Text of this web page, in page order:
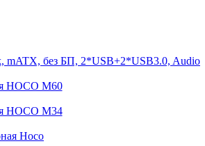
mATX, без БП, 2*USB+2*USB3.0, Audio
HOCO M60
HOCO M34
Hoco